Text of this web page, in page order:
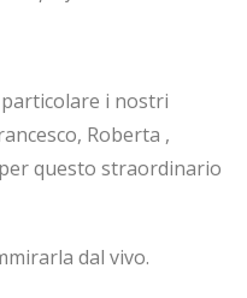
i nostri
Roberta ,
questo straordinario
dal vivo.